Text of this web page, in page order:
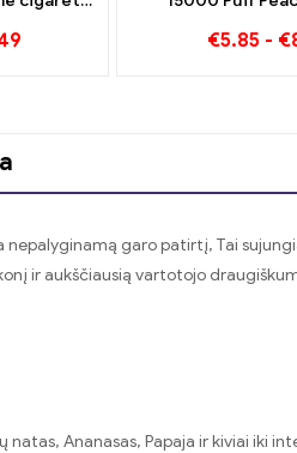
Ice
€5.85 - €
nepalyginamą garo patirtį, Tai
ir aukščiausią vartotojo
Ananasas, Papaja ir kiviai iki